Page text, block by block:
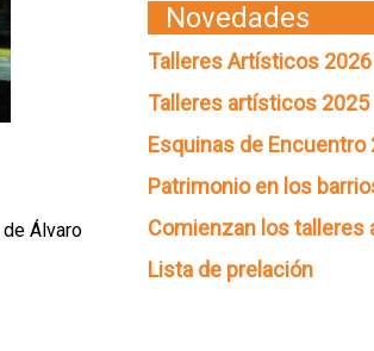
de Álvaro
Novedades
Talleres Artísticos 2026
Talleres artísticos 2025
Esquinas de Encuentro
Patrimonio en los
Comienzan los talleres
Lista de prelación